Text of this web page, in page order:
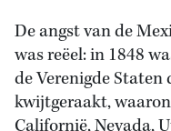
De angst van de
was reëel: in 1848
de Verenigde
kwijtgeraakt,